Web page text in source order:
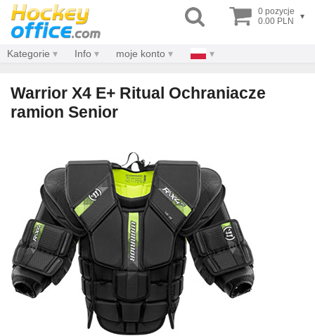
0 pozycje
0.00 PLN
▾
Kategorie Info moje konto
Warrior X4 E+ Ritual Ochraniacze
ramion Senior